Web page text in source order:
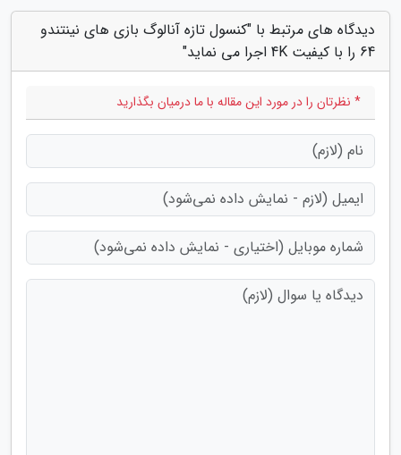
دیدگاه های مرتبط با "کنسول تازه آنالوگ بازی های نینتندو
64 را با کیفیت 4K اجرا می نماید"
* نظرتان را در مورد این مقاله با ما درمیان بگذارید